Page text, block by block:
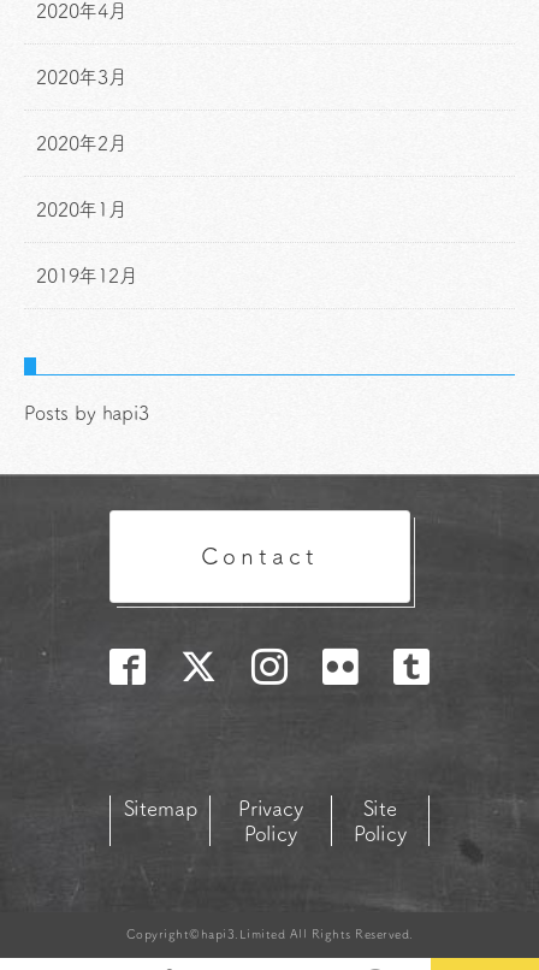
2020年4月
2020年3月
2020年2月
2020年1月
2019年12月
Posts by hapi3
Contact
Sitemap
Privacy
Policy
Site
Policy
Copyright©hapi3.Limited All Rights Reserved.